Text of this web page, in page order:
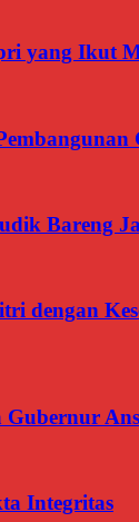
yang Ikut
Bareng
dengan
Gubernur
Integritas